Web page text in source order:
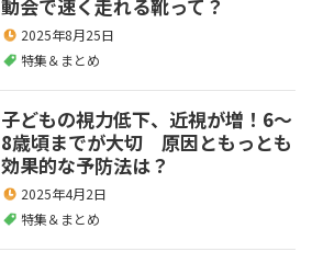
動会で速く走れる靴って？
2025年8月25日
特集＆まとめ
子どもの視力低下、近視が増！6～
8歳頃までが大切 原因ともっとも
効果的な予防法は？
2025年4月2日
特集＆まとめ